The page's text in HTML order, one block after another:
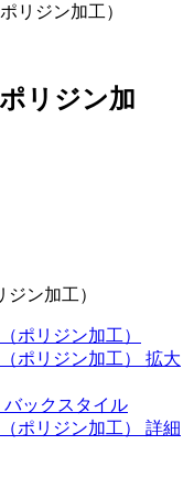
リジン加工）
リジン加